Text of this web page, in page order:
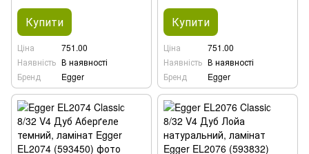
Купити
Ціна
751.00
Наявність В наявності
Бренд
Egger
Купити
Ціна
751.00
Наявність В наявності
Бренд
Egger